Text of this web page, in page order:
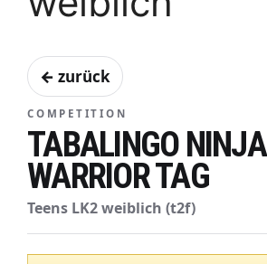
← zurück
COMPETITION
TABALINGO NINJA
WARRIOR TAG
Teens LK2 weiblich (t2f)